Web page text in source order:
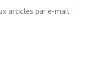
articles par e-mail.